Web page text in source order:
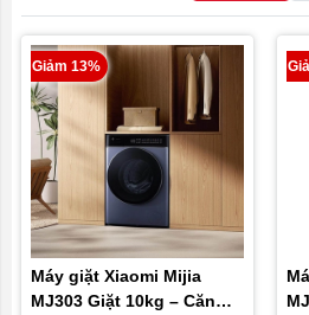
Giảm 13%
Máy giặt Xiaomi Mijia
MJ303 Giặt 10kg – Căn